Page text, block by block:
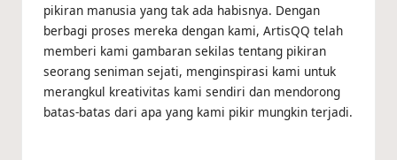
pikiran manusia yang tak ada habisnya. Dengan
berbagi proses mereka dengan kami, ArtisQQ telah
memberi kami gambaran sekilas tentang pikiran
seorang seniman sejati, menginspirasi kami untuk
merangkul kreativitas kami sendiri dan mendorong
batas-batas dari apa yang kami pikir mungkin terjadi.